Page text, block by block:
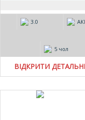
3.0
5 чол
ВІДКРИТИ